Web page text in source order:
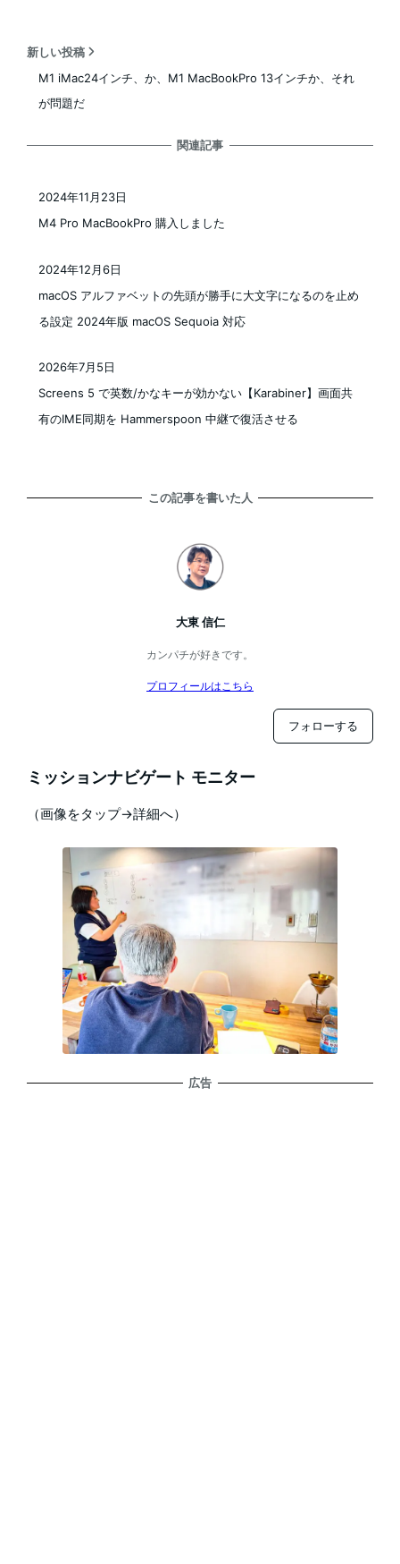
新しい投稿
M1 iMac24インチ、か、M1 MacBookPro 13インチか、それ
が問題だ
関連記事
M4 Pro MacBookPro 購入しました
2024年11月23日
macOS アルファベットの先頭が勝手に大文字になるのを止め
る設定 2024年版 macOS Sequoia 対応
2024年12月6日
Screens 5 で英数/かなキーが効かない【Karabiner】画面共
有のIME同期を Hammerspoon 中継で復活させる
2026年7月5日
この記事を書いた人
大東 信仁
カンパチが好きです。
プロフィールはこちら
フォローする
ミッションナビゲート モニター
（画像をタップ→詳細へ）
広告